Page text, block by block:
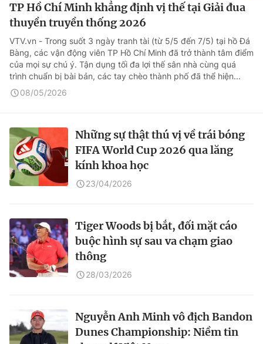
TP Hồ Chí Minh khẳng định vị thế tại Giải đua
thuyền truyền thống 2026
VTV.vn - Trong suốt 3 ngày tranh tài (từ 5/5 đến 7/5) tại hồ Đá
Bàng, các vận động viên TP Hồ Chí Minh đã trở thành tâm điểm
của mọi sự chú ý. Tận dụng tối đa lợi thế sân nhà cùng quá
trình chuẩn bị bài bản, các tay chèo thành phố đã thể hiện...
08/05/2026
Những sự thật thú vị về trái bóng
FIFA World Cup 2026 qua lăng
kính khoa học
23/04/2026
Tiger Woods bị bắt, đối mặt cáo
buộc hình sự sau va chạm giao
thông
28/03/2026
Nguyễn Anh Minh vô địch Bandon
Dunes Championship: Niềm tin